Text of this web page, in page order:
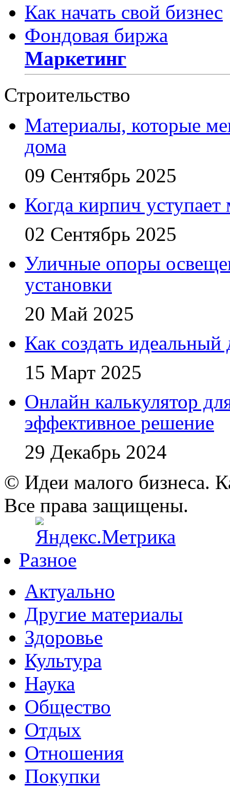
Как начать свой бизнес
Фондовая биржа
Маркетинг
Строительство
Материалы, которые
дома
09 Сентябрь 2025
Когда кирпич
02 Сентябрь 2025
Уличные опоры
установки
20 Май 2025
Как создать
15 Март 2025
Онлайн калькулятор
эффективное решение
29 Декабрь 2024
© Идеи малого бизнеса.
Все права защищены.
Разное
Актуально
Другие материалы
Здоровье
Культура
Наука
Общество
Отдых
Отношения
Покупки